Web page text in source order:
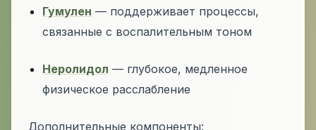
Гумулен — поддерживает процессы,
связанные с воспалительным тоном
Неролидол — глубокое, медленное
физическое расслабление
Дополнительные компоненты: